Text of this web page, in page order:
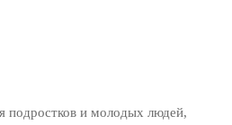
подростков и молодых людей,